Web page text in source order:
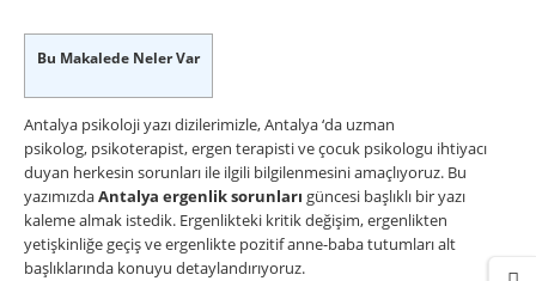
Bu Makalede Neler Var
Antalya psikoloji yazı dizilerimizle, Antalya ‘da uzman
psikolog, psikoterapist, ergen terapisti ve çocuk psikologu ihtiyacı
duyan herkesin sorunları ile ilgili bilgilenmesini amaçlıyoruz. Bu
yazımızdaAntalya ergenlik sorunları güncesi başlıklı bir yazı
kaleme almak istedik. Ergenlikteki kritik değişim, ergenlikten
yetişkinliğe geçiş ve ergenlikte pozitif anne-baba tutumları alt
başlıklarında konuyu detaylandırıyoruz.